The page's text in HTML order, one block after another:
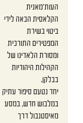
העות׳מאנית
הקלאסית הבאה לידי
ביטוי בשירת
המפטירים התורכית
ומסורת הלאדינו של
הקהילות היהודיות
בבלקן.
יחד נטעם סיפור עתיק
במלבוש חדש, במסע
מאיסטנבול דרך